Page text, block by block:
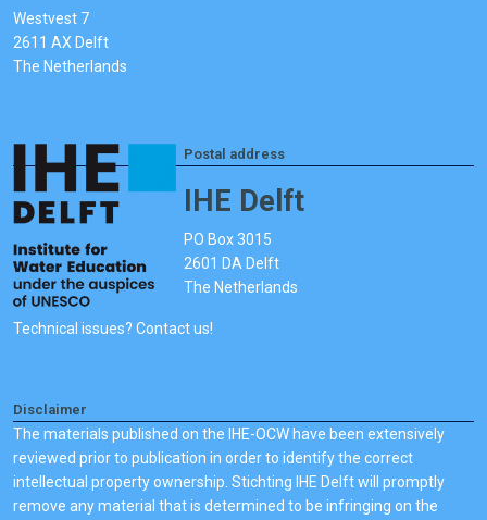
Westvest 7
2611 AX Delft
The Netherlands
Postal address
IHE Delft
PO Box 3015
2601 DA Delft
The Netherlands
Technical issues? Contact us!
Disclaimer
The materials published on the IHE-OCW have been extensively
reviewed prior to publication in order to identify the correct
intellectual property ownership. Stichting IHE Delft will promptly
remove any material that is determined to be infringing on the